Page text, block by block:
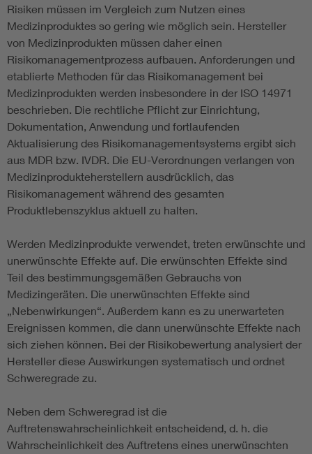
Risiken müssen im Vergleich zum Nutzen eines
Medizinproduktes so gering wie möglich sein. Hersteller
von Medizinprodukten müssen daher einen
Risikomanagementprozess aufbauen. Anforderungen und
etablierte Methoden für das Risikomanagement bei
Medizinprodukten werden insbesondere in der ISO 14971
beschrieben. Die rechtliche Pflicht zur Einrichtung,
Dokumentation, Anwendung und fortlaufenden
Aktualisierung des Risikomanagementsystems ergibt sich
aus MDR bzw. IVDR. Die EU-Verordnungen verlangen von
Medizinprodukteherstellern ausdrücklich, das
Risikomanagement während des gesamten
Produktlebenszyklus aktuell zu halten.
Werden Medizinprodukte verwendet, treten erwünschte und
unerwünschte Effekte auf. Die erwünschten Effekte sind
Teil des bestimmungsgemäßen Gebrauchs von
Medizingeräten. Die unerwünschten Effekte sind
„Nebenwirkungen“. Außerdem kann es zu unerwarteten
Ereignissen kommen, die dann unerwünschte Effekte nach
sich ziehen können. Bei der Risikobewertung analysiert der
Hersteller diese Auswirkungen systematisch und ordnet
Schweregrade zu.
Neben dem Schweregrad ist die
Auftretenswahrscheinlichkeit entscheidend, d. h. die
Wahrscheinlichkeit des Auftretens eines unerwünschten